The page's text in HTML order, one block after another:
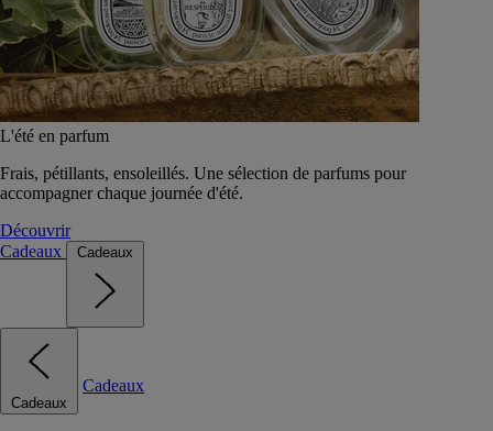
L'été en parfum
Frais, pétillants, ensoleillés. Une sélection de parfums pour
accompagner chaque journée d'été.
Découvrir
Cadeaux
Cadeaux
Cadeaux
Cadeaux